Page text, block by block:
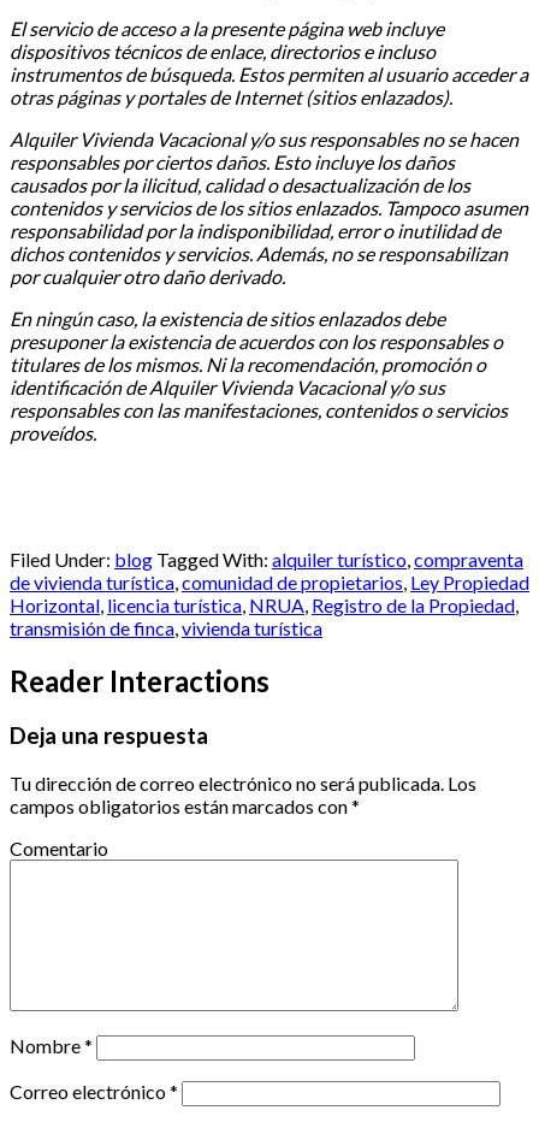
El servicio de acceso a la presente página web incluye
dispositivos técnicos de enlace, directorios e incluso
instrumentos de búsqueda. Estos permiten al usuario acceder a
otras páginas y portales de Internet (sitios enlazados).
Alquiler Vivienda Vacacional y/o sus responsables no se hacen
responsables por ciertos daños. Esto incluye los daños
causados por la ilicitud, calidad o desactualización de los
contenidos y servicios de los sitios enlazados. Tampoco asumen
responsabilidad por la indisponibilidad, error o inutilidad de
dichos contenidos y servicios. Además, no se responsabilizan
por cualquier otro daño derivado.
En ningún caso, la existencia de sitios enlazados debe
presuponer la existencia de acuerdos con los responsables o
titulares de los mismos. Ni la recomendación, promoción o
identificación de Alquiler Vivienda Vacacional y/o sus
responsables con las manifestaciones, contenidos o servicios
proveídos.
Filed Under: blog Tagged With: alquiler turístico,compraventa
de vivienda turística,comunidad de propietarios, Ley Propiedad
Horizontal, licencia turística, NRUA, Registro de la Propiedad,
transmisión de finca,vivienda turística
Reader Interactions
Deja una respuesta
Tu dirección de correo electrónico no será publicada. Los
campos obligatorios están marcados con*
Comentario
Nombre*
Correo electrónico*